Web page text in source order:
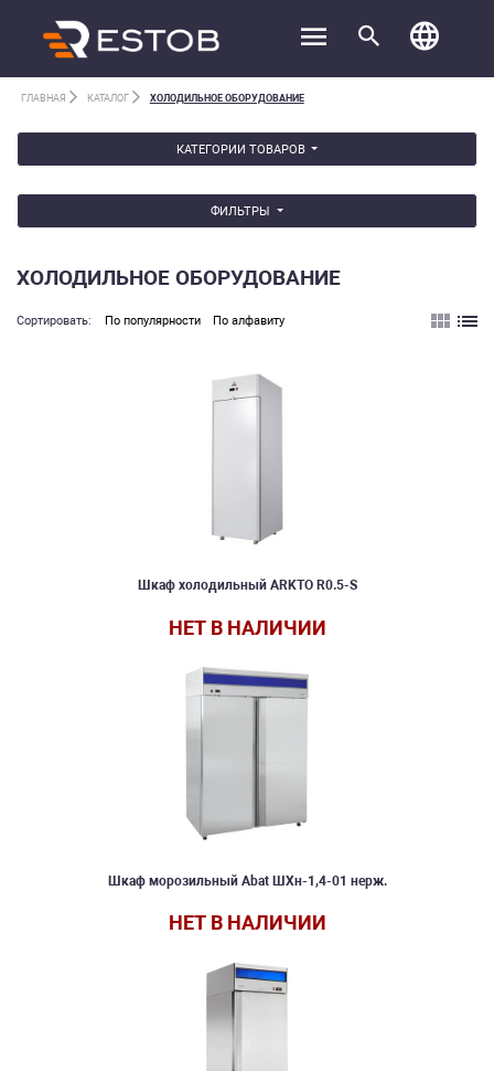
ГЛАВНАЯ КАТАЛОГ ХОЛОДИЛЬНОЕ ОБОРУДОВАНИЕ
КАТЕГОРИИ ТОВАРОВ
ФИЛЬТРЫ
ХОЛОДИЛЬНОЕ ОБОРУДОВАНИЕ
Cортировать: По популярности По алфавиту
Шкаф холодильный ARKTO R0.5-S
НЕТ В НАЛИЧИИ
Шкаф морозильный Abat ШХн-1,4-01 нерж.
НЕТ В НАЛИЧИИ